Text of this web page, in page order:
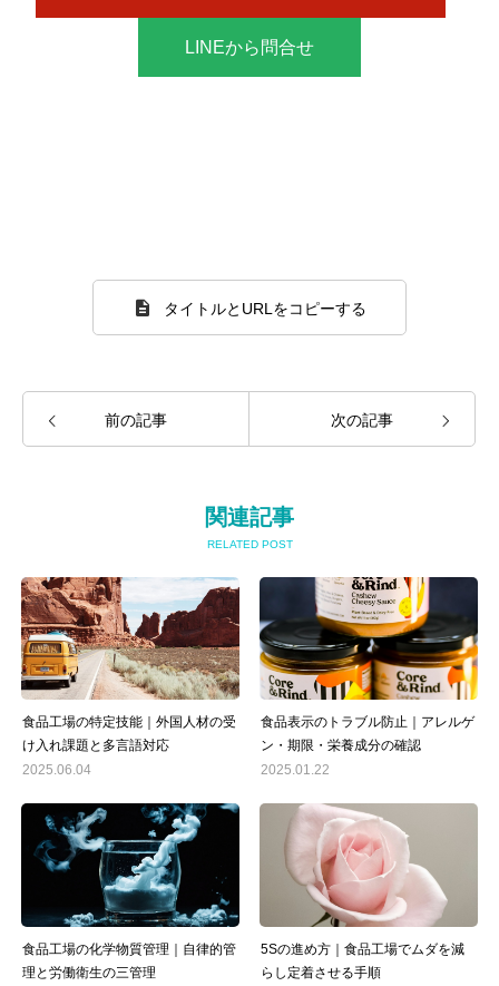
LINEから問合せ
タイトルとURLをコピーする
前の記事 次の記事
関連記事
RELATED POST
食品工場の特定技能｜外国人材の受
け入れ課題と多言語対応
2025.06.04
食品表示のトラブル防止｜アレルゲ
ン・期限・栄養成分の確認
2025.01.22
食品工場の化学物質管理｜自律的管
理と労働衛生の三管理
5Sの進め方｜食品工場でムダを減
らし定着させる手順